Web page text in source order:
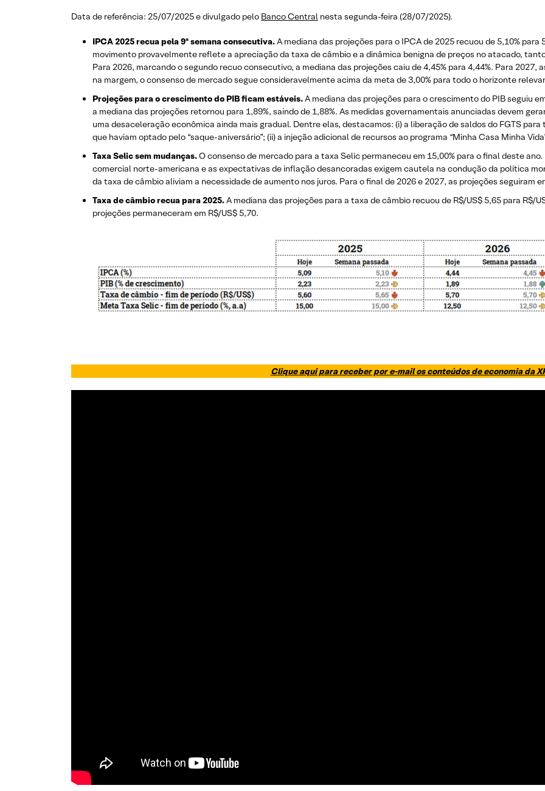
Data de referência: 25/07/2025 e divulgado pelo Banco Central nesta segunda-feira (28/07/2025).
IPCA 2025 recua pela 9ª semana consecutiva.A mediana das projeções para o IPCA de 2025 recuou de 5,10% para
movimento provavelmente reflete a apreciação da taxa de câmbio e a dinâmica benigna de preços no atacado,
Para 2026, marcando o segundo recuo consecutivo, a mediana das projeções caiu de 4,45% para 4,44%. Para 2027,
na margem, o consenso de mercado segue consideravelmente acima da meta de 3,00% para todo o horizonte
Projeções para o crescimento do PIB ficam estáveis.A mediana das projeções para o crescimento do PIB seguiu
a mediana das projeções retornou para 1,89%, saindo de 1,88%. As medidas governamentais anunciadas devem
uma desaceleração econômica ainda mais gradual. Dentre elas, destacamos: (i) a liberação de saldos do FGTS
que haviam optado pelo “saque-aniversário”; (ii) a injeção adicional de recursos ao programa “Minha Casa Minha
Taxa Selic sem mudanças.O consenso de mercado para a taxa Selic permaneceu em 15,00% para o final deste
comercial norte-americana e as expectativas de inflação desancoradas exigem cautela na condução da política
da taxa de câmbio aliviam a necessidade de aumento nos juros. Para o final de 2026 e 2027, as projeções seguiram
Taxa de câmbio recua para 2025.A mediana das projeções para a taxa de câmbio recuou de R$/US$ 5,65 para R$/
projeções permaneceram em R$/US$ 5,70.
Clique aqui para receber por e-mail os conteúdos de economia da